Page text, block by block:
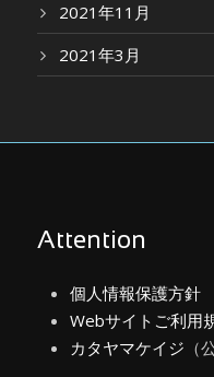
2021年11月
2021年3月
Attention
個人情報保護方針
Webサイトご利用
カタヤマケイジ （